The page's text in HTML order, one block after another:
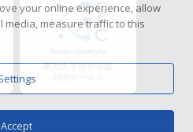
東北大学研究基盤
your online experience, allow
measure traffic to this
Accept